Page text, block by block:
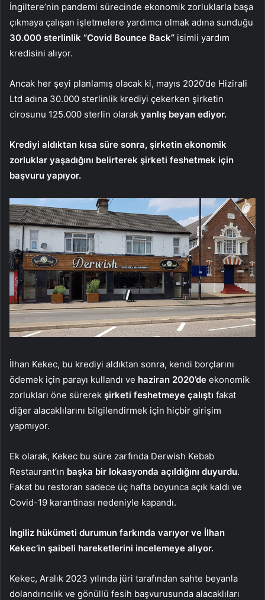
İngiltere’nin pandemi sürecinde ekonomik zorluklarla başa
çıkmaya çalışan işletmelere yardımcı olmak adına sunduğu
30.000 sterlinlik “Covid Bounce Back” isimli yardım
kredisini alıyor.
Ancak her şeyi planlamış olacak ki, mayıs 2020’de Hizirali
Ltd adına 30.000 sterlinlik krediyi çekerken şirketin
cirosunu 125.000 sterlin olarak yanlış beyan ediyor.
Krediyi aldıktan kısa süre sonra, şirketin ekonomik
zorluklar yaşadığını belirterek şirketi feshetmek için
başvuru yapıyor.
İlhan Kekec, bu krediyi aldıktan sonra, kendi borçlarını
ödemek için parayı kullandı ve haziran 2020’de ekonomik
zorlukları öne sürerek şirketi feshetmeye çalıştı fakat
diğer alacaklılarını bilgilendirmek için hiçbir girişim
yapmıyor.
Ek olarak, Kekec bu süre zarfında Derwish Kebab
Restaurant’ın başka bir lokasyonda açıldığını duyurdu.
Fakat bu restoran sadece üç hafta boyunca açık kaldı ve
Covid-19 karantinası nedeniyle kapandı.
İngiliz hükümeti durumun farkında varıyor ve İlhan
Kekec’in şaibeli hareketlerini incelemeye alıyor.
Kekec, Aralık 2023 yılında jüri tarafından sahte beyanla
dolandırıcılık ve gönüllü fesih başvurusunda alacaklıları